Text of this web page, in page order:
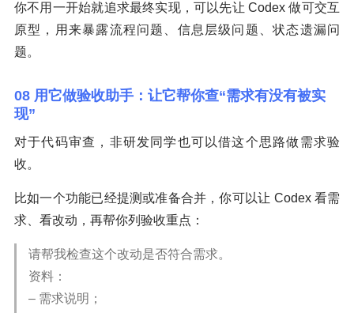
你不用一开始就追求最终实现，可以先让 Codex 做可交互
原型，用来暴露流程问题、信息层级问题、状态遗漏问
题。
08 用它做验收助手：让它帮你查“需求有没有被实
现”
对于代码审查，非研发同学也可以借这个思路做需求验
收。
比如一个功能已经提测或准备合并，你可以让 Codex 看需
求、看改动，再帮你列验收重点：
请帮我检查这个改动是否符合需求。
资料：
– 需求说明；